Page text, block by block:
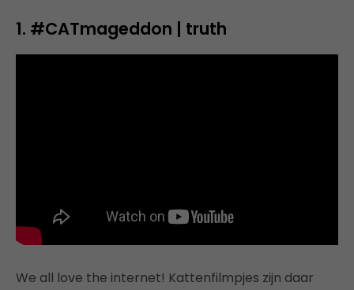
1. #CATmageddon | truth
We all love the internet! Kattenfilmpjes zijn daar